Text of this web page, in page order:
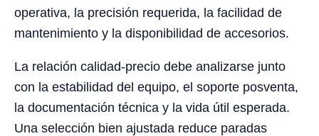
operativa, la precisión requerida, la facilidad de
mantenimiento y la disponibilidad de accesorios.
La relación calidad-precio debe analizarse junto
con la estabilidad del equipo, el soporte posventa,
la documentación técnica y la vida útil esperada.
Una selección bien ajustada reduce paradas